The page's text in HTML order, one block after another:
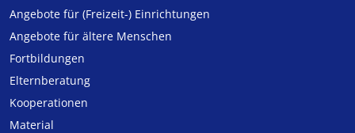
Angebote für (Freizeit-) Ein­rich­tungen
Angebote für ältere Menschen
Fortbildungen
Elternberatung
Kooperationen
Material